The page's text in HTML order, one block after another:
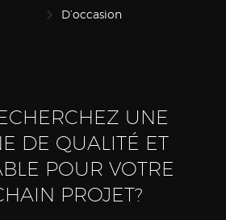
D’occasion
UNE
DE QUALITÉ ET
POUR VOTRE
PROJET?